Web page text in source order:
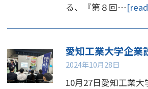
る、『第８回…
2024年10月28日
10月27日愛知工業